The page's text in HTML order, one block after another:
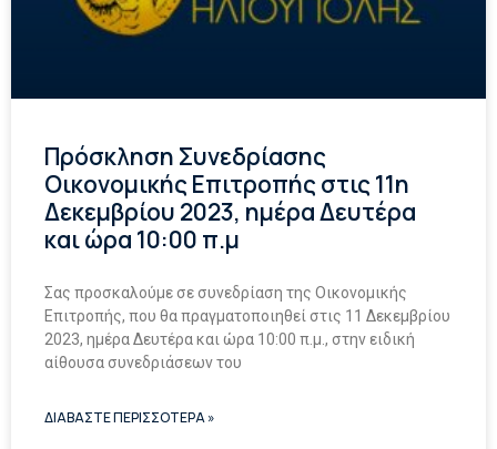
Πρόσκληση Συνεδρίασης
Οικονομικής Επιτροπής στις 11η
Δεκεμβρίου 2023, ημέρα Δευτέρα
και ώρα 10:00 π.μ
Σας προσκαλούμε σε συνεδρίαση της Οικονομικής
Επιτροπής, που θα πραγματοποιηθεί στις 11 Δεκεμβρίου
2023, ημέρα Δευτέρα και ώρα 10:00 π.μ., στην ειδική
αίθουσα συνεδριάσεων του
ΔΙΑΒΑΣΤΕ ΠΕΡΙΣΣΟΤΕΡΑ »